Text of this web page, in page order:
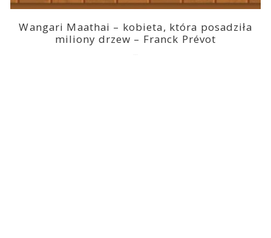
Wangari Maathai – kobieta, która posadziła
miliony drzew – Franck Prévot